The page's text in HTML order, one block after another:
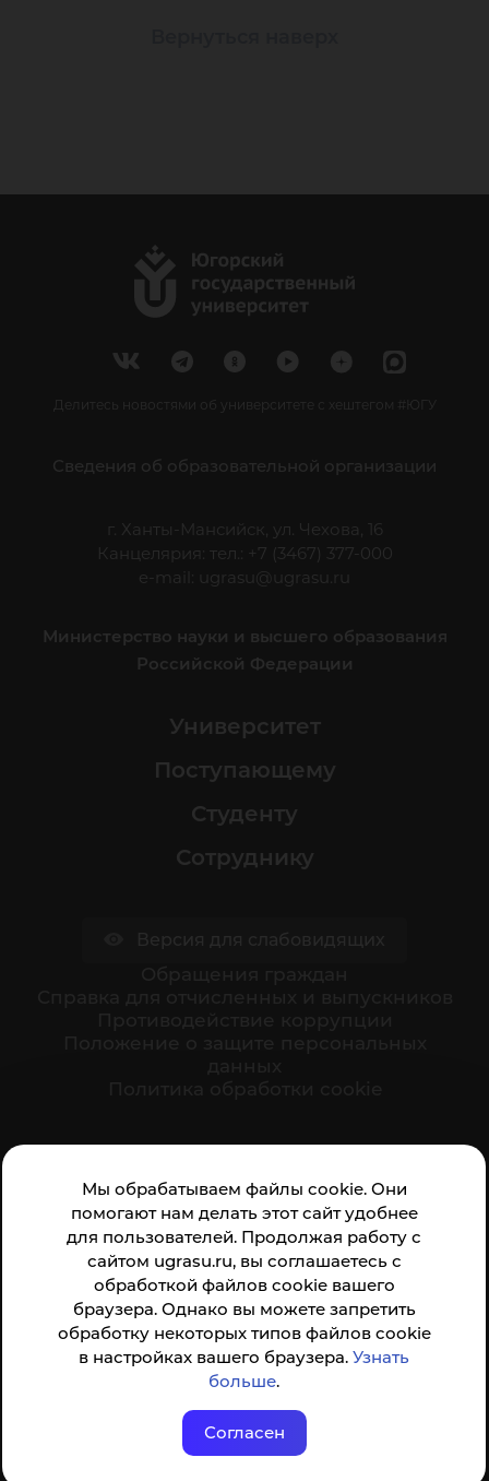
Мы обрабатываем файлы cookie. Они
помогают нам делать этот сайт удобнее
для пользователей. Продолжая работу с
сайтом ugrasu.ru, вы соглашаетесь с
обработкой файлов cookie вашего
браузера. Однако вы можете запретить
обработку некоторых типов файлов cookie
в настройках вашего браузера.Узнать
больше.
Согласен
Делитесь новостями об университете с хештегом #ЮГУ
Сведения об образовательной организации
г. Ханты-Мансийск, ул. Чехова, 16
Канцелярия: тел.: +7 (3467) 377-000
e-mail:
ugrasu@ugrasu.ru
Министерство науки и высшего образования
Российской Федерации
Университет
Поступающему
Студенту
Сотруднику
организации:
Анкета доступна по QR-коду, а так же по прямой
ссылке
© ФГБОУ ВО ЮГУ 2001–2026